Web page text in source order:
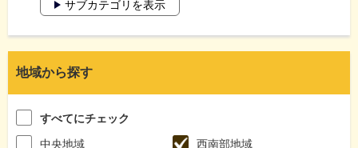
サブカテゴリを表示
地域から探す
すべてにチェック
中央地域
西南部地域